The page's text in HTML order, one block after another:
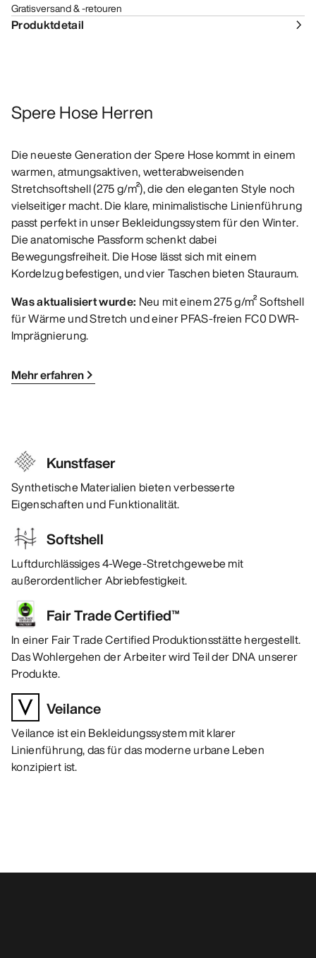
Gratisversand & -retouren
Produktdetail
Spere Hose Herren
Die neueste Generation der Spere Hose kommt in einem
warmen, atmungsaktiven, wetterabweisenden
Stretchsoftshell (275 g/m²), die den eleganten Style noch
vielseitiger macht. Die klare, minimalistische Linienführung
passt perfekt in unser Bekleidungssystem für den Winter.
Die anatomische Passform schenkt dabei
Bewegungsfreiheit. Die Hose lässt sich mit einem
Kordelzug befestigen, und vier Taschen bieten Stauraum.
Was aktualisiert wurde: Neu mit einem 275 g/m² Softshell
für Wärme und Stretch und einer PFAS-freien FC0 DWR-
Imprägnierung.
Mehr erfahren
Kunstfaser
Synthetische Materialien bieten verbesserte
Eigenschaften und Funktionalität.
Softshell
Luftdurchlässiges 4-Wege-Stretchgewebe mit
außerordentlicher Abriebfestigkeit.
Fair Trade Certified™
In einer Fair Trade Certified Produktionsstätte hergestellt.
Das Wohlergehen der Arbeiter wird Teil der DNA unserer
Produkte.
Veilance
Veilance ist ein Bekleidungssystem mit klarer
Linienführung, das für das moderne urbane Leben
konzipiert ist.